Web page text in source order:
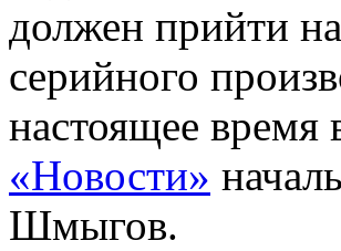
должен прийти
серийного
настоящее время
«Новости»
Шмыгов.